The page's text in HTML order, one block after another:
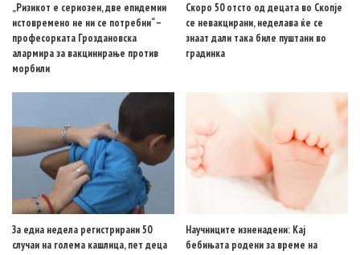
„Ризикот е сериозен, две епидемии
истовремено не ни се потребни“ –
професорката Гроздановска
алармира за вакцинирање против
морбили
Скоро 50 отсто од децата во Скопје
се невакцирани, неделава ќе се
знаат дали така биле пуштани во
градинка
За една недела регистрирани 50
случаи на голема кашлица, пет деца
Научниците изненадени: Кај
бебињата родени за време на